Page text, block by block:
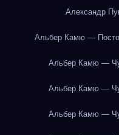
Александр
Альбер Камю —
Альбер Камю —
Альбер Камю —
Альбер Камю —